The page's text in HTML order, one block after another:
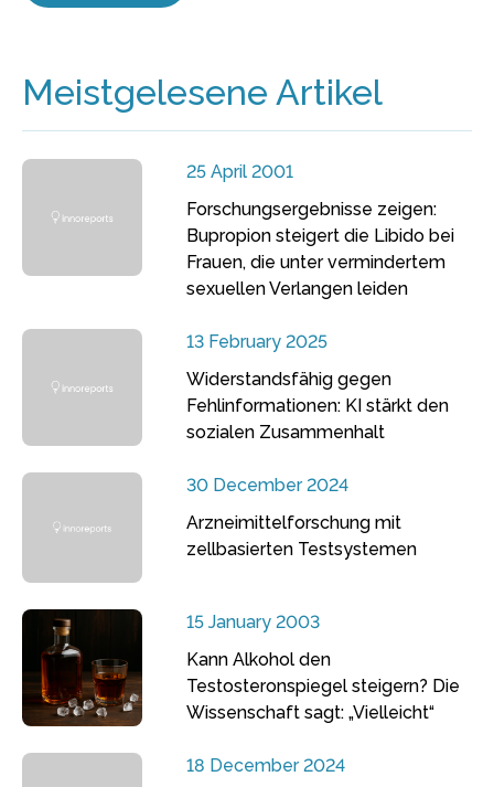
Meistgelesene Artikel
25 April 2001
Forschungsergebnisse zeigen:
Bupropion steigert die Libido bei
Frauen, die unter vermindertem
sexuellen Verlangen leiden
13 February 2025
Widerstandsfähig gegen
Fehlinformationen: KI stärkt den
sozialen Zusammenhalt
30 December 2024
Arzneimittelforschung mit
zellbasierten Testsystemen
15 January 2003
Kann Alkohol den
Testosteronspiegel steigern? Die
Wissenschaft sagt: „Vielleicht“
18 December 2024